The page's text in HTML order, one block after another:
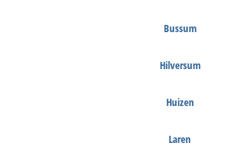
Bussum
Hilversum
Huizen
Laren